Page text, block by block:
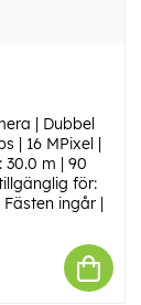
| Dubbel
| 16 MPixel |
m | 90
för:
ingår |